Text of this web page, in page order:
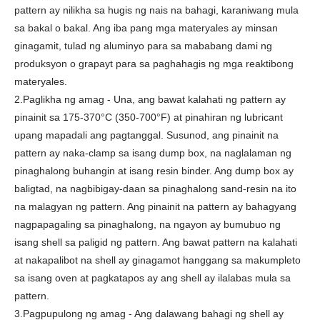
pattern ay nilikha sa hugis ng nais na bahagi, karaniwang mula
sa bakal o bakal. Ang iba pang mga materyales ay minsan
ginagamit, tulad ng aluminyo para sa mababang dami ng
produksyon o grapayt para sa paghahagis ng mga reaktibong
materyales.
2.Paglikha ng amag - Una, ang bawat kalahati ng pattern ay
pinainit sa 175-370°C (350-700°F) at pinahiran ng lubricant
upang mapadali ang pagtanggal. Susunod, ang pinainit na
pattern ay naka-clamp sa isang dump box, na naglalaman ng
pinaghalong buhangin at isang resin binder. Ang dump box ay
baligtad, na nagbibigay-daan sa pinaghalong sand-resin na ito
na malagyan ng pattern. Ang pinainit na pattern ay bahagyang
nagpapagaling sa pinaghalong, na ngayon ay bumubuo ng
isang shell sa paligid ng pattern. Ang bawat pattern na kalahati
at nakapalibot na shell ay ginagamot hanggang sa makumpleto
sa isang oven at pagkatapos ay ang shell ay ilalabas mula sa
pattern.
3.Pagpupulong ng amag - Ang dalawang bahagi ng shell ay